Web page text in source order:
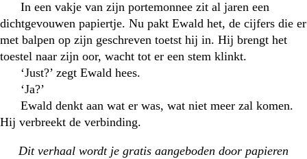
In een vakje van zijn portemonnee zit al jaren een
dichtgevouwen papiertje. Nu pakt Ewald het, de cijfers die er
met balpen op zijn geschreven toetst hij in. Hij brengt het
toestel naar zijn oor, wacht tot er een stem klinkt.
‘Just?’ zegt Ewald hees.
‘Ja?’
Ewald denkt aan wat er was, wat niet meer zal komen.
Hij verbreekt de verbinding.
Dit verhaal wordt je gratis aangeboden door papieren